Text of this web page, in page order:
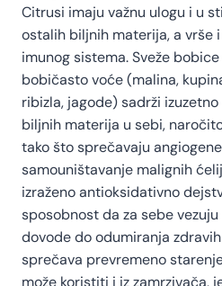
Citrusi imaju važnu ulogu i u
ostalih biljnih materija, a vrše
imunog sistema. Sveže
bobičasto voće (malina,
ribizla, jagode) sadrži
biljnih materija u sebi,
tako što sprečavaju
samouništavanje malignih
izraženo antioksidativno
sposobnost da za sebe
dovode do odumiranja
sprečava prevremeno
može koristiti i iz zamrzivača,